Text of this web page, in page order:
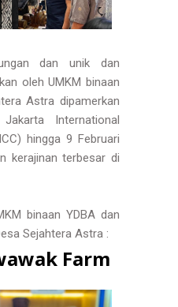
dan unik dan
oleh UMKM binaan
Astra dipamerkan
International
hingga 9 Februari
kerajinan terbesar di
binaan YDBA dan
Sejahtera Astra :
Farm